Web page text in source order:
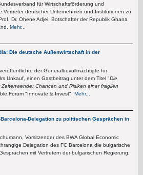
für Wirtschaftsförderung und
Vertreter deutscher Unternehmen und Institutionen zu
Dr. Ohene Adjei, Botschafter der Republik Ghana
Mehr...
Die deutsche Außenwirtschaft in der
der Generalbevollmächtigte für
Unkauf, einen Gastbeitrag unter dem Titel "Die
Chancen und Risiken einer fragilen
"Innovate & Invest", Mehr...
Barcelona-Delegation zu politischen Gesprächen in
Vorsitzender des BWA Global Economic
Delegation des FC Barcelona die bulgarische
mit Vertretern der bulgarischen Regierung.